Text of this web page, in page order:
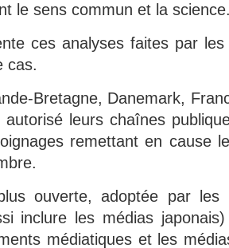
le sens commun et la
ces analyses faites par
cas.
Bretagne, Danemark,
leurs chaînes
remettant en cause
ouverte, adoptée par les
inclure les médias
médiatiques et les